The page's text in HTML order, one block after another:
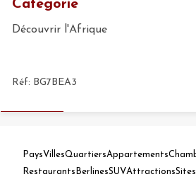
Catégorie
Découvrir l'Afrique
Réf: BG7BEA3
PaysVillesQuartiersAppartements
Restaurants BerlinesSUVAttractions